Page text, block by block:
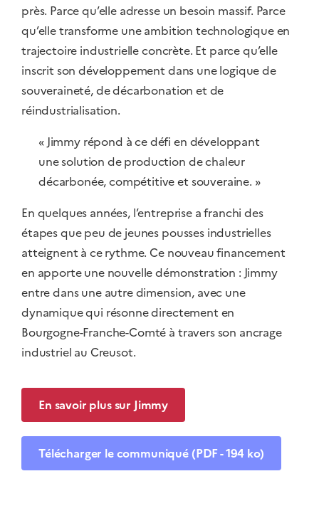
près. Parce qu’elle adresse un besoin massif. Parce
qu’elle transforme une ambition technologique en
trajectoire industrielle concrète. Et parce qu’elle
inscrit son développement dans une logique de
souveraineté, de décarbonation et de
réindustrialisation.
« Jimmy répond à ce défi en développant
une solution de production de chaleur
décarbonée, compétitive et souveraine. »
En quelques années, l’entreprise a franchi des
étapes que peu de jeunes pousses industrielles
atteignent à ce rythme. Ce nouveau financement
en apporte une nouvelle démonstration : Jimmy
entre dans une autre dimension, avec une
dynamique qui résonne directement en
Bourgogne-Franche-Comté à travers son ancrage
industriel au Creusot.
En savoir plus sur Jimmy
Télécharger le communiqué (PDF - 194 ko)